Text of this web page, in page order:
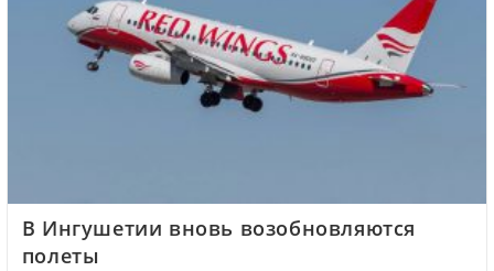
В Ингушетии вновь возобновляются
полеты